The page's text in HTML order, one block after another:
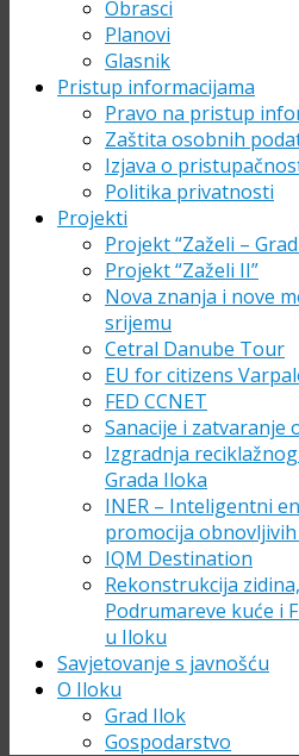
Obrasci
Planovi
Glasnik
Pristup informacijama
Pravo na pristup
Zaštita osobnih
Izjava o
Politika privatnosti
Projekti
Projekt “Zaželi –
Projekt “Zaželi II”
Nova znanja i nove
srijemu
Cetral Danube Tour
EU for citizens
FED CCNET
Sanacije i zatvaranje
Izgradnja
Grada Iloka
INER – Inteligentni
promocija
IQM Destination
Rekonstrukcija
Podrumareve kuće i
u Iloku
Savjetovanje s javnošću
O Iloku
Grad Ilok
Gospodarstvo